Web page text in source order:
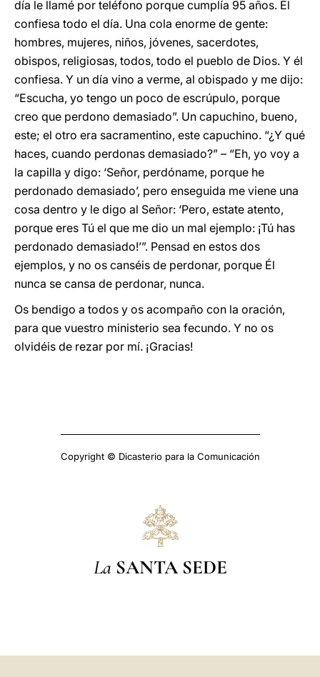
día le llamé por teléfono porque cumplía 95 años. Él
confiesa todo el día. Una cola enorme de gente:
hombres, mujeres, niños, jóvenes, sacerdotes,
obispos, religiosas, todos, todo el pueblo de Dios. Y él
confiesa. Y un día vino a verme, al obispado y me dijo:
“Escucha, yo tengo un poco de escrúpulo, porque
creo que perdono demasiado”. Un capuchino, bueno,
este; el otro era sacramentino, este capuchino. “¿Y qué
haces, cuando perdonas demasiado?” – “Eh, yo voy a
la capilla y digo: ‘Señor, perdóname, porque he
perdonado demasiado’, pero enseguida me viene una
cosa dentro y le digo al Señor: ‘Pero, estate atento,
porque eres Tú el que me dio un mal ejemplo: ¡Tú has
perdonado demasiado!’”. Pensad en estos dos
ejemplos, y no os canséis de perdonar, porque Él
nunca se cansa de perdonar, nunca.
Os bendigo a todos y os acompaño con la oración,
para que vuestro ministerio sea fecundo. Y no os
olvidéis de rezar por mí. ¡Gracias!
Copyright © Dicasterio para la Comunicación
La SANTA SEDE